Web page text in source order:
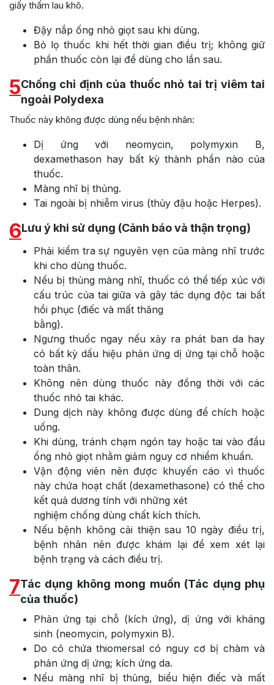
giấy thấm lau khô.
Đậy nắp ống nhỏ giọt sau khi dùng.
Bỏ lọ thuốc khi hết thời gian điều trị; không giữ
phần thuốc còn lại để dùng cho lần sau.
5Chống chỉ định của thuốc nhỏ tai trị viêm tai
ngoài Polydexa
Thuốc này không được dùng nếu bệnh nhân:
Dị ứng với neomycin, polymyxin B,
dexamethason hay bất kỳ thành phần nào của
thuốc.
Màng nhĩ bị thủng.
Tai ngoài bị nhiễm virus (thủy đậu hoặc Herpes).
6Lưu ý khi sử dụng (Cảnh báo và thận trọng)
Phải kiểm tra sự nguyên vẹn của màng nhĩ trước
khi cho dùng thuốc.
Nếu bị thủng màng nhĩ, thuốc có thể tiếp xúc với
cấu trúc của tai giữa và gây tác dụng độc tai bất
hồi phục (điếc và mất thăng
bằng).
Ngưng thuốc ngay nếu xảy ra phát ban da hay
có bất kỳ dấu hiệu phản ứng dị ứng tại chỗ hoặc
toàn thân.
Không nên dùng thuốc này đồng thời với các
thuốc nhỏ tai khác.
Dung dịch này không được dùng để chích hoặc
uống.
Khi dùng, tránh chạm ngón tay hoặc tai vào đầu
ổng nhỏ giọt nhằm giảm nguy cơ nhiểm khuẩn.
Vận động viên nên được khuyến cáo vì thuốc
này chứa hoạt chất (dexamethasone) có thể cho
kết quả dương tính với những xét
nghiệm chống dùng chất kích thích.
Nếu bệnh không cải thiện sau 10 ngày điều trị,
bệnh nhân nên được khám lại để xem xét lại
bệnh trạng và cách điều trị.
7Tác dụng không mong muốn (Tác dụng phụ
của thuốc)
Phản ứng tại chỗ (kích ứng), dị ứng với kháng
sinh (neomycin, polymyxin B).
Do có chứa thiomersal có nguy cơ bị chàm và
phản ứng dị ứng; kích ứng da.
Nếu màng nhĩ bị thủng, biểu hiện điếc và mất